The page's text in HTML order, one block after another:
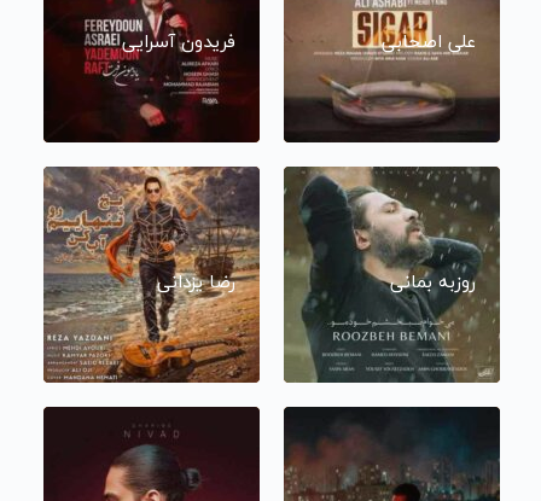
علی اصحابی فریدون آسرایی
روزبه بمانی رضا یزدانی